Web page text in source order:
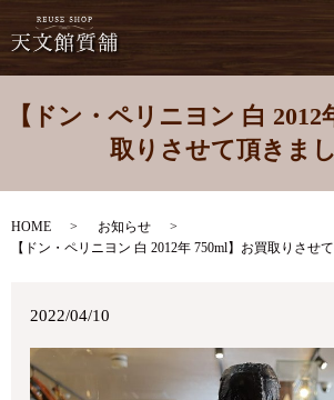
【ドン・ペリニヨン 白 2012
取りさせて頂きまし
HOME
お知らせ
【ドン・ペリニヨン 白 2012年 750ml】お買取りさせ
2022/04/10